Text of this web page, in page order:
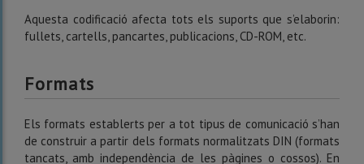
Aquesta codificació afecta tots els suports que s’elaborin:
fullets, cartells, pancartes, publicacions, CD-ROM, etc.
Formats
Els formats establerts per a tot tipus de comunicació s’han
de construir a partir dels formats normalitzats DIN (formats
tancats, amb independència de les pàgines o cossos). En